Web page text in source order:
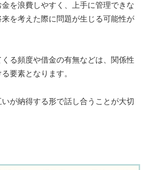
を浪費しやすく、上手に管理できな
を考えた際に問題が生じる可能性が
る頻度や借金の有無などは、関係性
要素となります。
が納得する形で話し合うことが大切